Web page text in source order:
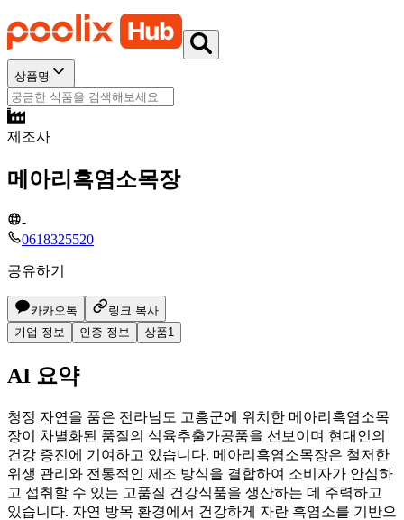
상품명
제조사
메아리흑염소목장
-
0618325520
공유하기
카카오톡
링크 복사
기업 정보
인증 정보 상품1
AI 요약
청정 자연을 품은 전라남도 고흥군에 위치한 메아리흑염소목
장이 차별화된 품질의 식육추출가공품을 선보이며 현대인의
건강 증진에 기여하고 있습니다. 메아리흑염소목장은 철저한
위생 관리와 전통적인 제조 방식을 결합하여 소비자가 안심하
고 섭취할 수 있는 고품질 건강식품을 생산하는 데 주력하고
있습니다. 자연 방목 환경에서 건강하게 자란 흑염소를 기반으